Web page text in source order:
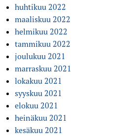
huhtikuu 2022
maaliskuu 2022
helmikuu 2022
tammikuu 2022
joulukuu 2021
marraskuu 2021
lokakuu 2021
syyskuu 2021
elokuu 2021
heinäkuu 2021
kesäkuu 2021